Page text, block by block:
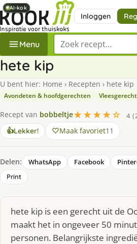
Inloggen
Menu Zoek een recept
hete kip
U bent hier: Home › Recepten › hete kip
Avondeten & hoofdgerechten
Recept van bobbeltje★★★★☆
4
👍Lekker! Maak favoriet11
Delen: WhatsApp Facebook
Print
hete kip is een gerecht uit de
maakt het in ongeveer 50
personen. Belangrijkste
AI-kok
AI-kok
AI-kok
AI-kok
AI-kok